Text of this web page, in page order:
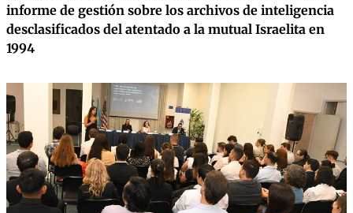
informe de gestión sobre los archivos de inteligencia
desclasificados del atentado a la mutual Israelita en
1994